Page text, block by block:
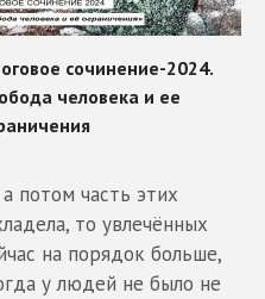
потом часть этих
то увлечённых
на порядок больше,
у людей не было не